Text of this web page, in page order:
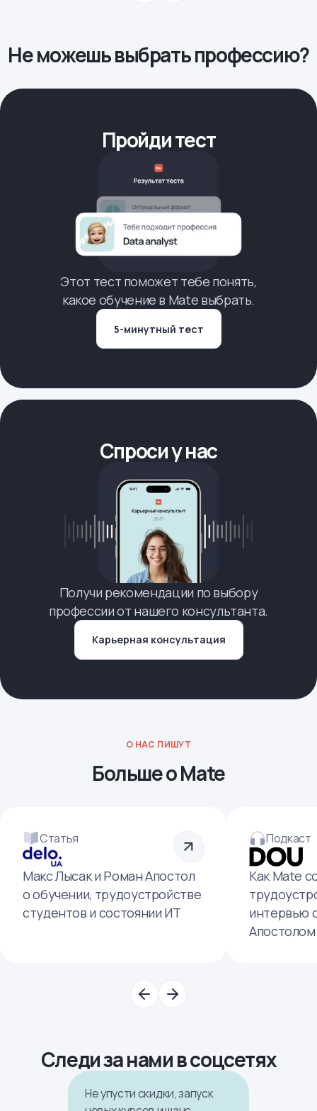
Не можешь выбрать профессию?
Пройди тест
Этот тест поможет тебе понять,
какое обучение в Mate выбрать.
5-минутный тест
Спроси у нас
Получи рекомендации по выбору
профессии от нашего консультанта.
Карьерная консультация
О НАС ПИШУТ
Больше о Mate
Статья
Макс Лысак и Роман Апостол
о обучении, трудоустройстве
студентов и состоянии ИТ
Подкаст
Как Mate
интервью
Апостолом
Следи за нами в соцсетях
Не упусти скидки, запуск